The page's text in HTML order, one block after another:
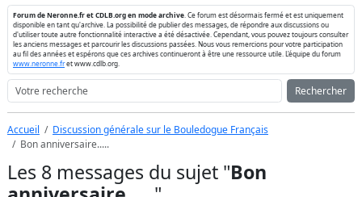
Forum de Neronne.fr et CDLB.org en mode archive . Ce forum est désormais fermé et est uniquement
disponible en tant qu'archive. La possibilité de publier des messages, de répondre aux discussions ou
d'utiliser toute autre fonctionnalité interactive a été désactivée. Cependant, vous pouvez toujours consulter
les anciens messages et parcourir les discussions passées. Nous vous remercions pour votre participation
au fil des années et espérons que ces archives continueront à être une ressource utile. L'équipe du forum
www.neronne.fret www.cdlb.org.
Rechercher
Accueil
Discussion générale sur le Bouledogue Français
Bon anniversaire.....
Les 8 messages du sujet "Bon